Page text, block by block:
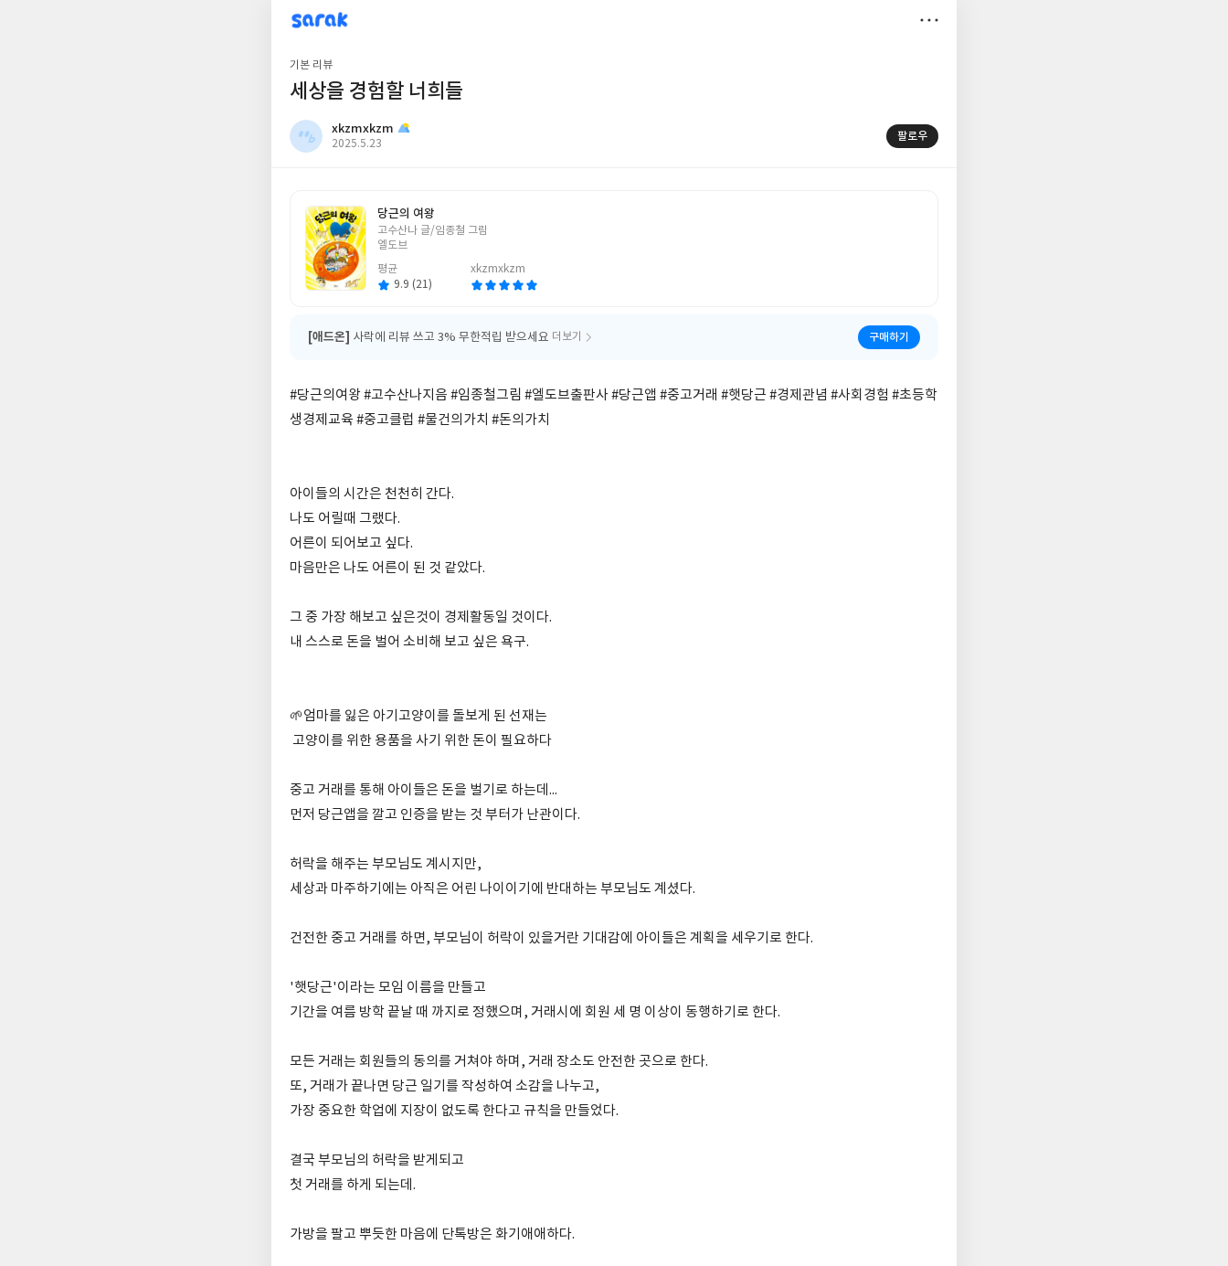
sarak
xkzmxkzm
기본 리뷰
세상을 경험할 너희들
xkzmxkzm
작
2025.5.23
팔로우
당근의 여왕
글
쓴
고수산나 글/임종철 그림
엘도브
평균
9.9 (21)
xkzmxkzm
[애드온] 사락에 리뷰 쓰고 3% 무한적립 받으세요 더보기 구매하기
#당근의여왕 #고수산나지음 #임종철그림 #엘도브출판사 #당근앱 #중고거래 #햇당근 #경제관념 #사회경험 #초등학
생경제교육 #중고클럽 #물건의가치 #돈의가치
아이들의 시간은 천천히 간다.
나도 어릴때 그랬다.
어른이 되어보고 싶다.
마음만은 나도 어른이 된 것 같았다.
그 중 가장 해보고 싶은것이 경제활동일 것이다.
내 스스로 돈을 벌어 소비해 보고 싶은 욕구.
🌱엄마를 잃은 아기고양이를 돌보게 된 선재는
고양이를 위한 용품을 사기 위한 돈이 필요하다
중고 거래를 통해 아이들은 돈을 벌기로 하는데...
먼저 당근앱을 깔고 인증을 받는 것 부터가 난관이다.
허락을 해주는 부모님도 계시지만,
세상과 마주하기에는 아직은 어린 나이이기에 반대하는 부모님도 계셨다.
건전한 중고 거래를 하면, 부모님이 허락이 있을거란 기대감에 아이들은 계획을 세우기로 한다.
'햇당근'이라는 모임 이름을 만들고
기간을 여름 방학 끝날 때 까지로 정했으며, 거래시에 회원 세 명 이상이 동행하기로 한다.
모든 거래는 회원들의 동의를 거쳐야 하며, 거래 장소도 안전한 곳으로 한다.
또, 거래가 끝나면 당근 일기를 작성하여 소감을 나누고,
가장 중요한 학업에 지장이 없도록 한다고 규칙을 만들었다.
결국 부모님의 허락을 받게되고
첫 거래를 하게 되는데.
가방을 팔고 뿌듯한 마음에 단톡방은 화기애애하다.